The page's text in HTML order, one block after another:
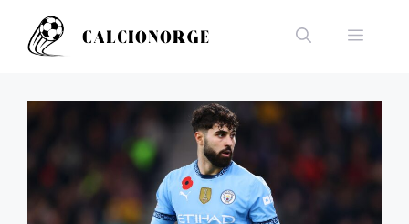
innhold
Meny